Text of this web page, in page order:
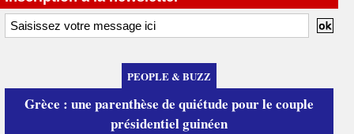
PEOPLE & BUZZ
Grèce : une parenthèse de quiétude pour le couple
présidentiel guinéen